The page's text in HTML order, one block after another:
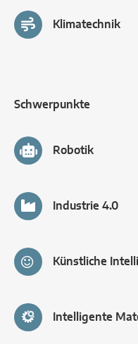
Klimatechnik
Schwerpunkte
Robotik
Industrie 4.0
Künstliche
Intelligente